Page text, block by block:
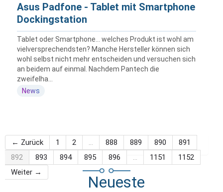
Asus Padfone - Tablet mit Smartphone
Dockingstation
Tablet oder Smartphone... welches Produkt ist wohl am
vielversprechendsten? Manche Hersteller können sich
wohl selbst nicht mehr entscheiden und versuchen sich
an beidem auf einmal. Nachdem Pantech die
zweifelha...
News
← Zurück 1 2 … 888 889 890
891
892
893 894 895 896 … 1151
1152
Weiter →
Neueste